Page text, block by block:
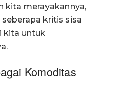
kita merayakannya,
kritis sisa
kita untuk
Komoditas